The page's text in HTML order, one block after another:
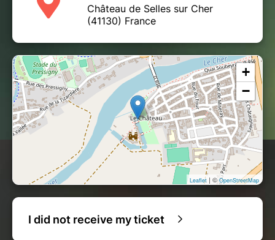
Château de Selles sur Cher
(41130) France
+
−
Leaflet | © OpenStreetMap
I did not receive my ticket